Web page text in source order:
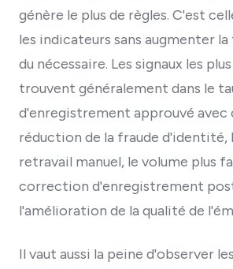
génère le plus de règles. C'est
les indicateurs sans augmenter
du nécessaire. Les signaux les
trouvent généralement dans le
d'enregistrement approuvé avec
réduction de la fraude d'identité,
retravail manuel, le volume plus
correction d'enregistrement
l'amélioration de la qualité de
Il vaut aussi la peine d'observer